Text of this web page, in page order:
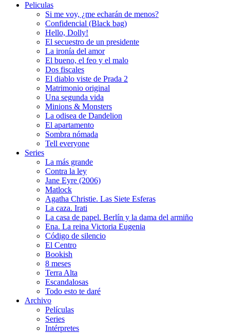
Peliculas
Si me voy, ¿me echarán de menos?
Confidencial (Black bag)
Hello, Dolly!
El secuestro de un presidente
La ironía del amor
El bueno, el feo y el malo
Dos fiscales
El diablo viste de Prada 2
Matrimonio original
Una segunda vida
Minions & Monsters
La odisea de Dandelion
El apartamento
Sombra nómada
Tell everyone
Series
La más grande
Contra la ley
Jane Eyre (2006)
Matlock
Agatha Christie. Las Siete Esferas
La caza. Irati
La casa de papel. Berlín y la dama del armiño
Ena. La reina Victoria Eugenia
Código de silencio
El Centro
Bookish
8 meses
Terra Alta
Escandalosas
Todo esto te daré
Archivo
Películas
Series
Intérpretes